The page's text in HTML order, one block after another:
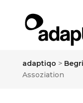
adaptiqo >
Assoziation